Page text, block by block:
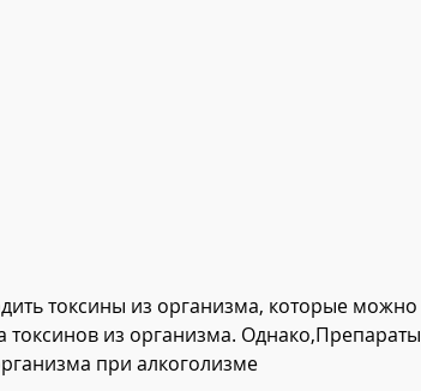
токсинов из организма. Однако,Препараты
при алкоголизме